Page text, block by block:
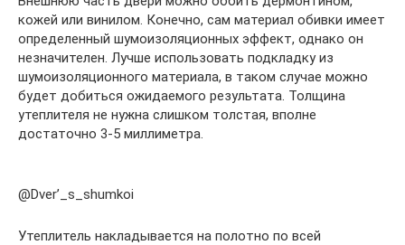
кожей или винилом. Конечно, сам материал обивки имеет
определенный шумоизоляционных эффект, однако он
незначителен. Лучше использовать подкладку из
шумоизоляционного материала, в таком случае можно
будет добиться ожидаемого результата. Толщина
утеплителя не нужна слишком толстая, вполне
достаточно 3-5 миллиметра.
@Dver’_s_shumkoi
Утеплитель накладывается на полотно по всей